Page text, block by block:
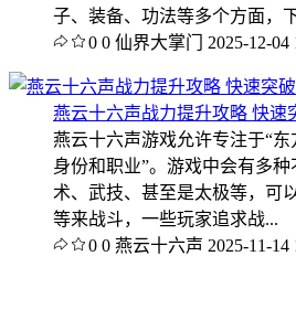
子、装备、功法等多个方面，
0 0 仙界大掌门 2025-12-04
燕云十六声战力提升攻略 快速
燕云十六声游戏允许专注于“
身份和职业”。游戏中会有多
术、武技、甚至是太极等，可
等来战斗，一些玩家追求战...
0 0 燕云十六声 2025-11-14